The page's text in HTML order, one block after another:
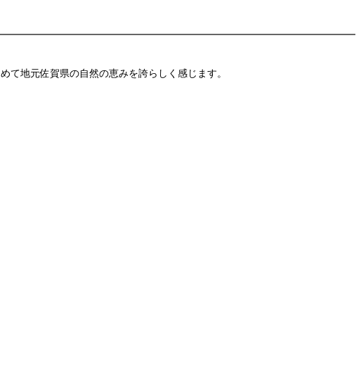
て地元佐賀県の自然の恵みを誇らしく感じます。